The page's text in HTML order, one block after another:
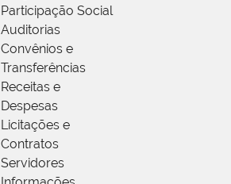
Participação Social
Auditorias
Convênios e
Transferências
Receitas e
Despesas
Licitações e
Contratos
Servidores